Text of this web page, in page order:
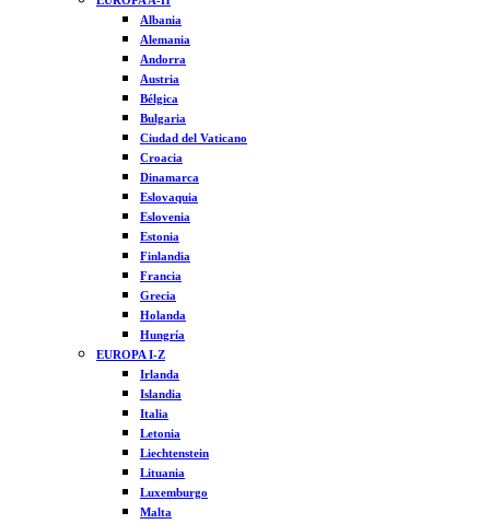
Albania
Alemania
Andorra
Austria
Bélgica
Bulgaria
Ciudad del Vaticano
Croacia
Dinamarca
Eslovaquia
Eslovenia
Estonia
Finlandia
Francia
Grecia
Holanda
Hungría
EUROPA I-Z
Irlanda
Islandia
Italia
Letonia
Liechtenstein
Lituania
Luxemburgo
Malta